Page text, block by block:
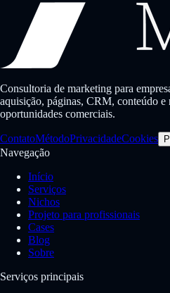
Consultoria de marketing para
aquisição, páginas, CRM, conteúdo e
oportunidades comerciais.
ContatoMétodoPrivacidadeCookies
Navegação
Início
Serviços
Nichos
Projeto para profissionais
Cases
Blog
Sobre
Serviços principais